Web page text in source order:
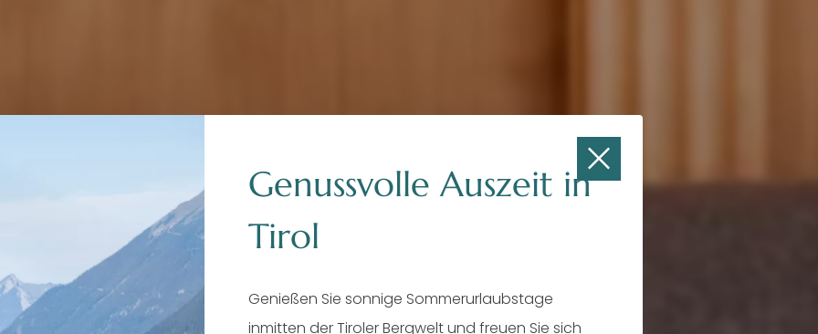
Genussvolle Auszeit in
Tirol
Genießen Sie sonnige Sommerurlaubstage
inmitten der Tiroler Bergwelt und freuen Sie sich